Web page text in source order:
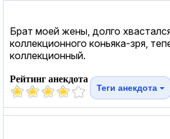
Брат моей жены, долго
коллекционного коньяка-зря,
коллекционный.
Рейтинг анекдота
Теги анекдота